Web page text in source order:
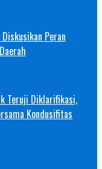
Diskusikan Peran
Teruji Diklarifikasi,
Kondusifitas